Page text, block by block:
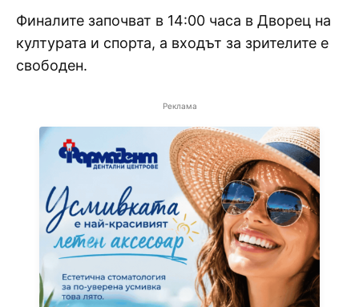
Финалите започват в 14:00 часа в Дворец на
културата и спорта, а входът за зрителите е
свободен.
Реклама